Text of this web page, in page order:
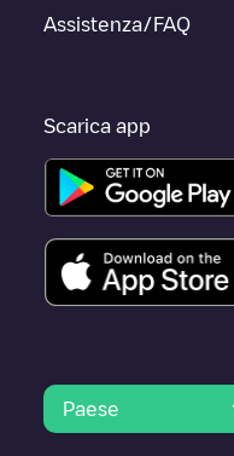
Assistenza/FAQ
Scarica app
Paese